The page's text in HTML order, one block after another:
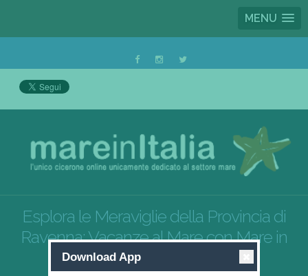
MENU
Esplora le Meraviglie della Provincia di
Ravenna: Vacanze al Mare con Mare in
Italia
Download App